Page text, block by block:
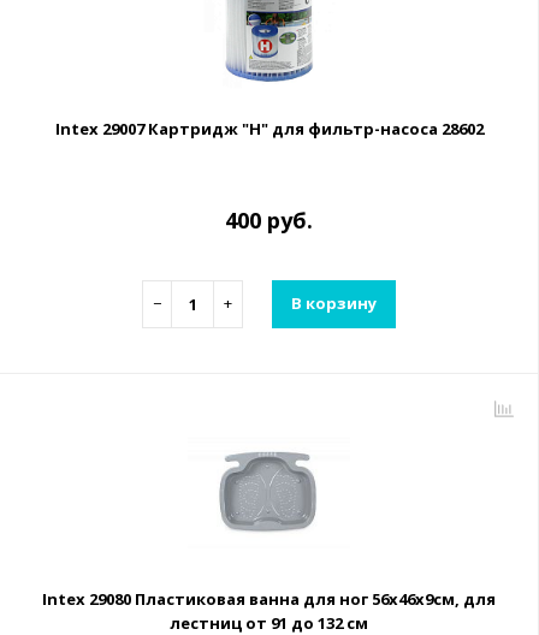
Intex 29007 Картридж "H" для фильтр-насоса 28602
400 руб.
− + В корзину
Intex 29080 Пластиковая ванна для ног 56х46х9см, для
лестниц от 91 до 132 см